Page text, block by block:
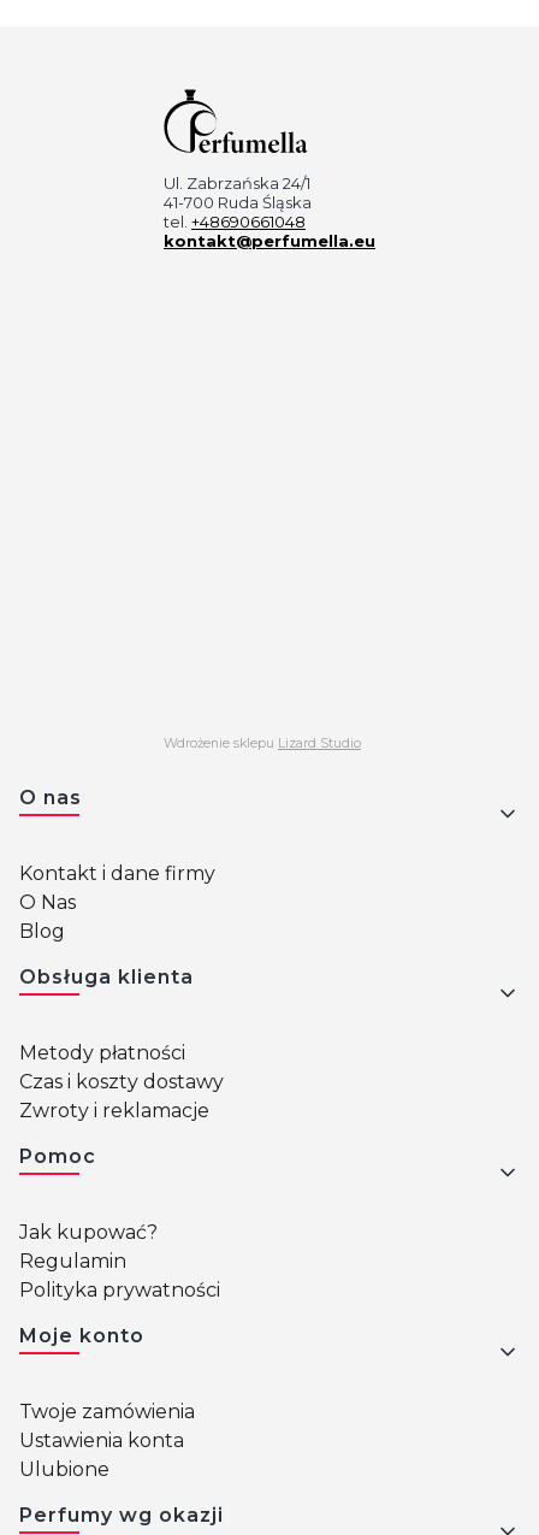
Ul. Zabrzańska 24/1
41-700 Ruda Śląska
tel. +48690661048
kontakt@perfumella.eu
Wdrożenie sklepu Lizard Studio
Linki w stopce
O nas
Kontakt i dane firmy
O Nas
Blog
Obsługa klienta
Metody płatności
Czas i koszty dostawy
Zwroty i reklamacje
Pomoc
Jak kupować?
Regulamin
Polityka prywatności
Moje konto
Twoje zamówienia
Ustawienia konta
Ulubione
Perfumy wg okazji